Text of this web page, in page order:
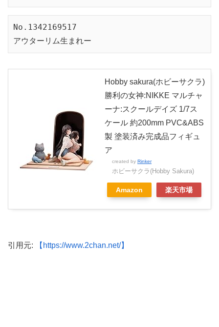
No.1342169517
アウターリム生まれー
Hobby sakura(ホビーサクラ)
勝利の女神:NIKKE マルチャ
ーナ:スクールデイズ 1/7ス
ケール 約200mm PVC&ABS
製 塗装済み完成品フィギュ
ア
created by Rinker
ホビーサクラ(Hobby Sakura)
Amazon 楽天市場
引用元: 【https://www.2chan.net/】